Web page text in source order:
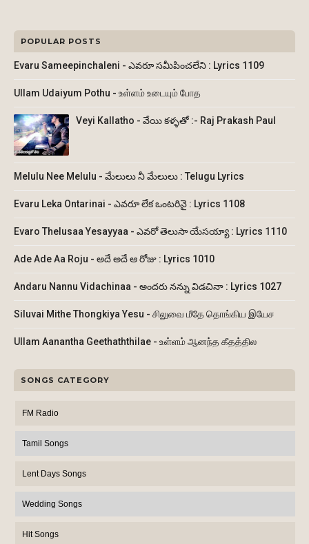
POPULAR POSTS
Evaru Sameepinchaleni - ఎవరూ సమీపించలేని : Lyrics 1109
Ullam Udaiyum Pothu - உள்ளம் உடையும் போத
Veyi Kallatho - వేయి కళ్ళతో :- Raj Prakash Paul
Melulu Nee Melulu - మేలులు నీ మేలులు : Telugu Lyrics
Evaru Leka Ontarinai - ఎవరూ లేక ఒంటరినై : Lyrics 1108
Evaro Thelusaa Yesayyaa - ఎవరో తెలుసా యేసయ్యా : Lyrics 1110
Ade Ade Aa Roju - అదే అదే ఆ రోజు : Lyrics 1010
Andaru Nannu Vidachinaa - అందరు నన్ను విడచినా : Lyrics 1027
Siluvai Mithe Thongkiya Yesu - சிலுவை மீதே தொங்கிய இயேச
Ullam Aanantha Geethaththilae - உள்ளம் ஆனந்த கீதத்தில
SONGS CATEGORY
FM Radio
Tamil Songs
Lent Days Songs
Wedding Songs
Hit Songs